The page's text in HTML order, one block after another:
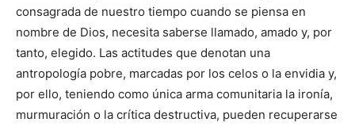
consagrada de nuestro tiempo cuando se piensa en
nombre de Dios, necesita saberse llamado, amado y, por
tanto, elegido. Las actitudes que denotan una
antropología pobre, marcadas por los celos o la envidia y,
por ello, teniendo como única arma comunitaria la ironía,
murmuración o la crítica destructiva, pueden recuperarse